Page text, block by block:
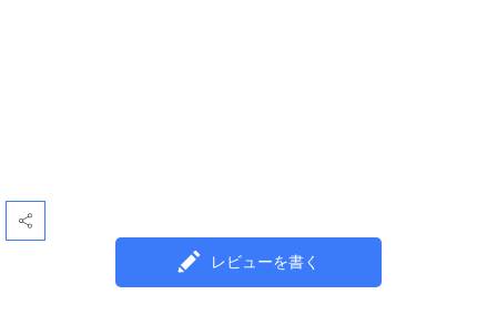
レビューを書く